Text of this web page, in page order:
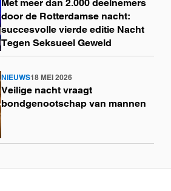
Met meer dan 2.000 deelnemers
door de Rotterdamse nacht:
succesvolle vierde editie Nacht
Tegen Seksueel Geweld
NIEUWS18 MEI 2026
Veilige nacht vraagt
bondgenootschap van mannen